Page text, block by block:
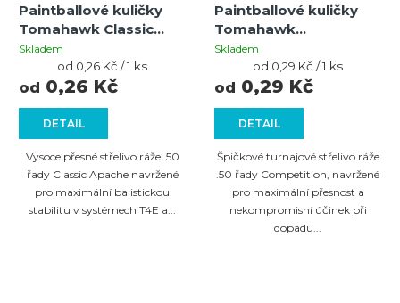
Paintballové kuličky
Tomahawk Classic
Apache Cal.50
green/Light green -
green
Skladem
DETAIL
od 0,26 Kč
Měrná
cena:
od 0,26 Kč / 1 ks
Vysoce přesné střelivo ráže .50
řady Classic Apache navržené
pro maximální balistickou
stabilitu v systémech T4E a...
Paintballové kuličky
Tomahawk
Competition Cal.50
bright green/ yellow
Skladem
DETAIL
od 0,29 Kč
Měrná
cena:
od 0,29 Kč / 1 ks
Špičkové turnajové střelivo ráže
.50 řady Competition, navržené
pro maximální přesnost a
nekompromisní účinek při
dopadu...